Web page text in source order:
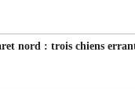
nord : trois chiens